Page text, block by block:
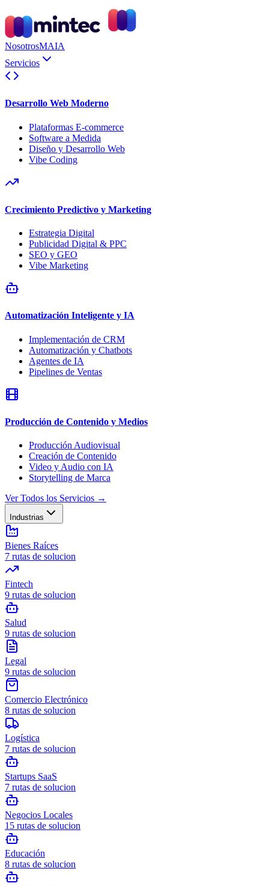
NosotrosMAIA
Servicios
Desarrollo Web Moderno
Plataformas E-commerce
Software a Medida
Diseño y Desarrollo Web
Vibe Coding
Crecimiento Predictivo y Marketing
Estrategia Digital
Publicidad Digital & PPC
SEO y GEO
Vibe Marketing
Automatización Inteligente y IA
Implementación de CRM
Automatización y Chatbots
Agentes de IA
Pipelines de Ventas
Producción de Contenido y Medios
Producción Audiovisual
Creación de Contenido
Video y Audio con IA
Storytelling de Marca
Ver Todos los Servicios →
Industrias
Bienes Raíces
7 rutas de solucion
Fintech
9 rutas de solucion
Salud
9 rutas de solucion
Legal
9 rutas de solucion
Comercio Electrónico
8 rutas de solucion
Logística
7 rutas de solucion
Startups SaaS
7 rutas de solucion
Negocios Locales
15 rutas de solucion
Educación
8 rutas de solucion